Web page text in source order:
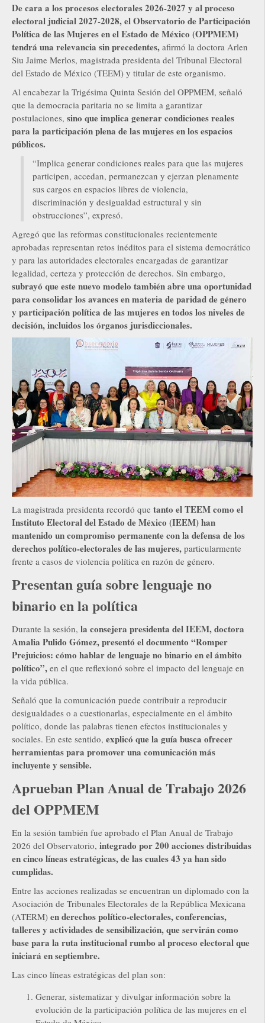
De cara a los procesos electorales 2026-2027 y al proceso
electoral judicial 2027-2028, el Observatorio de Participación
Política de las Mujeres en el Estado de México (OPPMEM)
tendrá una relevancia sin precedentes, afirmó la doctora Arlen
Siu Jaime Merlos, magistrada presidenta del Tribunal Electoral
del Estado de México (TEEM) y titular de este organismo.
Al encabezar la Trigésima Quinta Sesión del OPPMEM, señaló
que la democracia paritaria no se limita a garantizar
postulaciones, sino que implica generar condiciones reales
para la participación plena de las mujeres en los espacios
públicos.
“Implica generar condiciones reales para que las mujeres
participen, accedan, permanezcan y ejerzan plenamente
sus cargos en espacios libres de violencia,
discriminación y desigualdad estructural y sin
obstrucciones”, expresó.
Agregó que las reformas constitucionales recientemente
aprobadas representan retos inéditos para el sistema democrático
y para las autoridades electorales encargadas de garantizar
legalidad, certeza y protección de derechos. Sin embargo,
subrayó que este nuevo modelo también abre una oportunidad
para consolidar los avances en materia de paridad de género
y participación política de las mujeres en todos los niveles de
decisión, incluidos los órganos jurisdiccionales.
La magistrada presidenta recordó que tanto el TEEM como el
Instituto Electoral del Estado de México (IEEM) han
mantenido un compromiso permanente con la defensa de los
derechos político-electorales de las mujeres, particularmente
frente a casos de violencia política en razón de género.
Presentan guía sobre lenguaje no
binario en la política
Durante la sesión, la consejera presidenta del IEEM, doctora
Amalia Pulido Gómez, presentó el documento “Romper
Prejuicios: cómo hablar de lenguaje no binario en el ámbito
político”, en el que reflexionó sobre el impacto del lenguaje en
la vida pública.
Señaló que la comunicación puede contribuir a reproducir
desigualdades o a cuestionarlas, especialmente en el ámbito
político, donde las palabras tienen efectos institucionales y
sociales. En este sentido, explicó que la guía busca ofrecer
herramientas para promover una comunicación más
incluyente y sensible.
Aprueban Plan Anual de Trabajo 2026
del OPPMEM
En la sesión también fue aprobado el Plan Anual de Trabajo
2026 del Observatorio, integrado por 200 acciones distribuidas
en cinco líneas estratégicas, de las cuales 43 ya han sido
cumplidas.
Entre las acciones realizadas se encuentran un diplomado con la
Asociación de Tribunales Electorales de la República Mexicana
(ATERM) en derechos político-electorales, conferencias,
talleres y actividades de sensibilización, que servirán como
base para la ruta institucional rumbo al proceso electoral que
iniciará en septiembre.
Las cinco líneas estratégicas del plan son:
Generar, sistematizar y divulgar información sobre la
evolución de la participación política de las mujeres en el